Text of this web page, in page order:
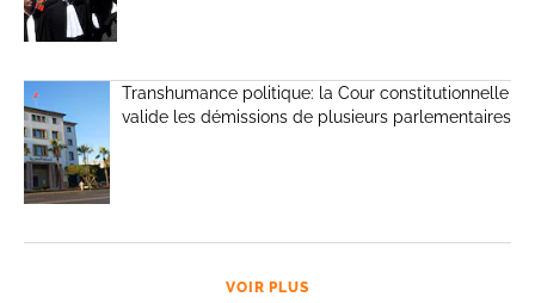
Transhumance politique: la Cour constitutionnelle
valide les démissions de plusieurs parlementaires
VOIR PLUS